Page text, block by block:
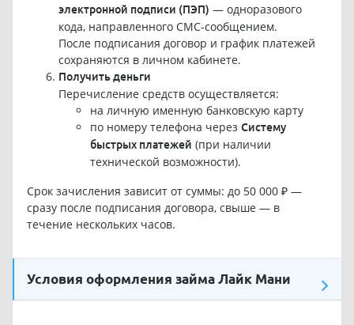
электронной подписи (ПЭП) — одноразового
кода, направленного СМС-сообщением.
После подписания договор и график платежей
сохраняются в личном кабинете.
Получить деньги
Перечисление средств осуществляется:
на личную именную банковскую карту
по номеру телефона через Систему
быстрых платежей (при наличии
технической возможности).
Срок зачисления зависит от суммы: до 50 000 ₽ —
сразу после подписания договора, свыше — в
течение нескольких часов.
Условия оформления займа Лайк Мани